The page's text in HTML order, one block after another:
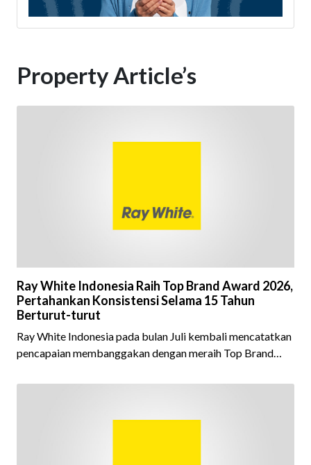
Property Article’s
Ray White Indonesia Raih Top Brand Award 2026,
Pertahankan Konsistensi Selama 15 Tahun
Berturut-turut
Ray White Indonesia pada bulan Juli kembali mencatatkan
pencapaian membanggakan dengan meraih Top Brand
ini menjadi semakin istimewa karena Ray White Indonesia
tahun berturut-turut, sebuah bukti nyata atas konsistensi,